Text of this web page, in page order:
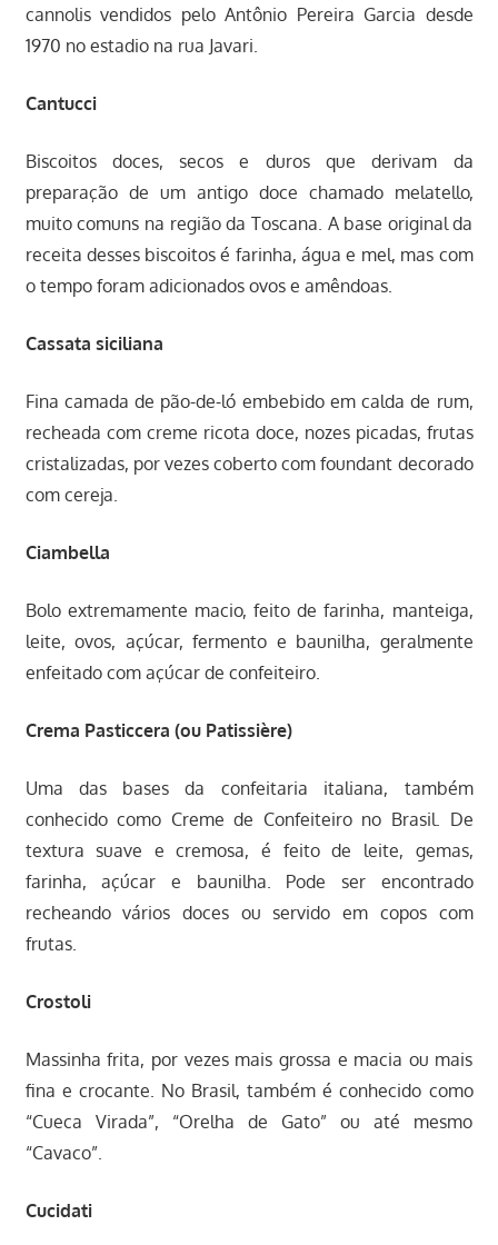
cannolis vendidos pelo Antônio Pereira Garcia desde
1970 no estadio na rua Javari.
Cantucci
Biscoitos doces, secos e duros que derivam da
preparação de um antigo doce chamado melatello,
muito comuns na região da Toscana. A base original da
receita desses biscoitos é farinha, água e mel, mas com
o tempo foram adicionados ovos e amêndoas.
Cassata siciliana
Fina camada de pão-de-ló embebido em calda de rum,
recheada com creme ricota doce, nozes picadas, frutas
cristalizadas, por vezes coberto com foundant decorado
com cereja.
Ciambella
Bolo extremamente macio, feito de farinha, manteiga,
leite, ovos, açúcar, fermento e baunilha, geralmente
enfeitado com açúcar de confeiteiro.
Crema Pasticcera (ou Patissière)
Uma das bases da confeitaria italiana, também
conhecido como Creme de Confeiteiro no Brasil. De
textura suave e cremosa, é feito de leite, gemas,
farinha, açúcar e baunilha. Pode ser encontrado
recheando vários doces ou servido em copos com
frutas.
Crostoli
Massinha frita, por vezes mais grossa e macia ou mais
fina e crocante. No Brasil, também é conhecido como
“Cueca Virada”, “Orelha de Gato” ou até mesmo
“Cavaco”.
Cucidati